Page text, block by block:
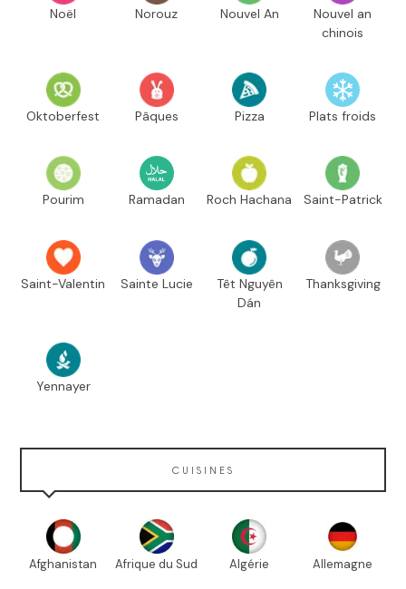
Noël Norouz Nouvel An
Nouvel an
chinois
Oktoberfest Pâques Pizza Plats froids
Pourim Ramadan Roch Hachana Saint-Patrick
Saint-Valentin Sainte Lucie
Têt Nguyên
Dán
Thanksgiving
Yennayer
CUISINES
Afghanistan Afrique du Sud Algérie Allemagne